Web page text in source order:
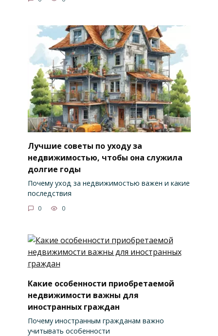
Лучшие советы по уходу за
недвижимостью, чтобы она служила
долгие годы
Почему уход за недвижимостью важен и какие
последствия
0 0
Какие особенности приобретаемой
недвижимости важны для
иностранных граждан
Почему иностранным гражданам важно
учитывать особенности